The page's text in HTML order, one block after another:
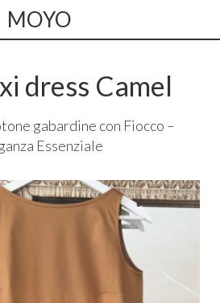
MOYO
dress Camel
gabardine con Fiocco –
Essenziale